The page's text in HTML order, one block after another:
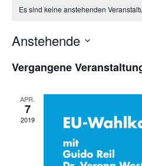
Es sind keine anstehenden
Anstehende
wählen.
Vergangene
APR.
7
2019